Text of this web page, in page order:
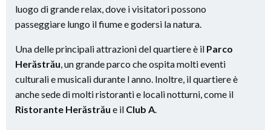
luogo di grande relax, dove i visitatori possono
passeggiare lungo il fiume e godersi la natura.
Una delle principali attrazioni del quartiere è il Parco
Herăstrău, un grande parco che ospita molti eventi
culturali e musicali durante l anno. Inoltre, il quartiere è
anche sede di molti ristoranti e locali notturni, come il
Ristorante Herăstrău e il Club A.